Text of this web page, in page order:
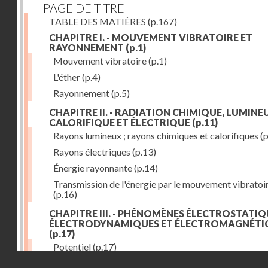
PAGE DE TITRE
TABLE DES MATIÈRES (p.167)
CHAPITRE I. - MOUVEMENT VIBRATOIRE ET
RAYONNEMENT (p.1)
Mouvement vibratoire(p.1)
L'éther(p.4)
Rayonnement(p.5)
CHAPITRE II. - RADIATION CHIMIQUE,
CALORIFIQUE ET ÉLECTRIQUE (p.11)
Rayons lumineux ; rayons chimiques et calorifiques
Rayons électriques (p.13)
Énergie rayonnante(p.14)
Transmission de l'énergie par le mouvement
(p.16)
CHAPITRE III. - PHÉNOMÈNES
ÉLECTRODYNAMIQUES ET
(p.17)
Potentiel(p.17)